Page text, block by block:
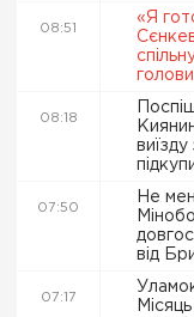
08:51
«Я
08:18
07:50
Не
від
07:17